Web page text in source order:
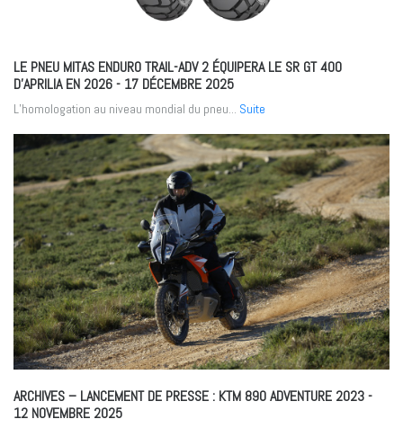
LE PNEU MITAS ENDURO TRAIL-ADV 2 ÉQUIPERA LE SR GT 400
D’APRILIA EN 2026- 17 DÉCEMBRE 2025
L’homologation au niveau mondial du pneu... Suite
ARCHIVES – LANCEMENT DE PRESSE : KTM 890 ADVENTURE 2023-
12 NOVEMBRE 2025